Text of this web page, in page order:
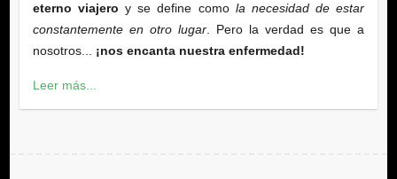
eterno viajero y se define como la necesidad de estar
constantemente en otro lugar. Pero la verdad es que a
nosotros... ¡nos encanta nuestra enfermedad!
Leer más...